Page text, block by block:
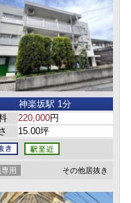
神楽坂駅 1分
220,000円
15.00坪
用 その他居抜き